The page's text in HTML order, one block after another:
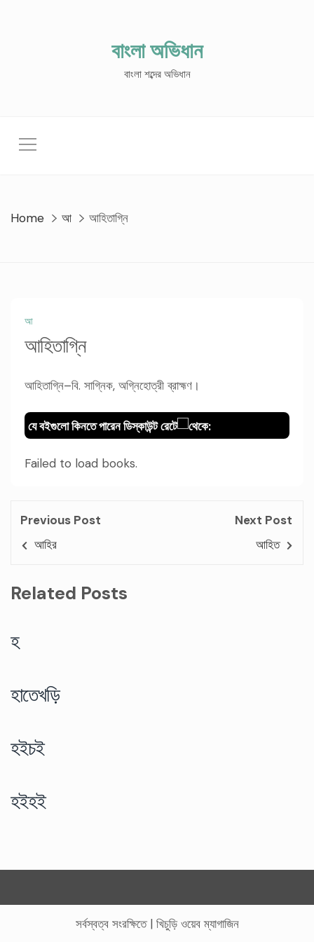
বাংলা অভিধান
বাংলা শব্দের অভিধান
Home আ আহিতাগ্নি
আ
আহিতাগ্নি
আহিতাগ্নি–বি. সাগ্নিক, অগ্নিহোত্রী ব্রাহ্মণ।
যে বইগুলো কিনতে পারেন ডিস্কাউন্ট রেটে থেকে:
Failed to load books.
Previous Post
আহির
Next Post
আহিত
Related Posts
হ
হাতেখড়ি
হইচই
হইহই
সর্বস্বত্ব সংরক্ষিতে | খিচুড়ি ওয়েব ম্যাগাজিন